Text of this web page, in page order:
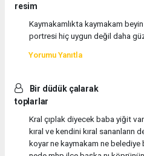
resim
Kaymakamlıkta kaymakam
portresi hiç uygun değil daha
Yorumu Yanıtla
Bir düdük çalarak
toplarlar
Kral çıplak diyecek baba yiğit
kıral ve kendini kıral sananların
koyar ne kaymakam ne belediye